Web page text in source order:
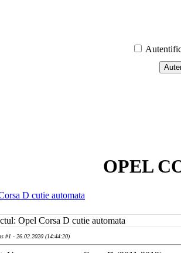
OPEL
D cutie automata
Opel Corsa D cutie automata
#1 - 26.02.2020 (14:44:20)